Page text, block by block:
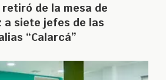
de la mesa de
a siete jefes de las
“Calarcá”